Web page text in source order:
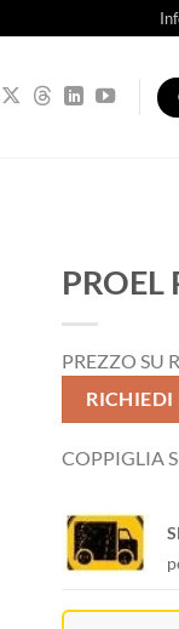
PROEL
PREZZO SU
RICHIEDI
COPPIGLIA